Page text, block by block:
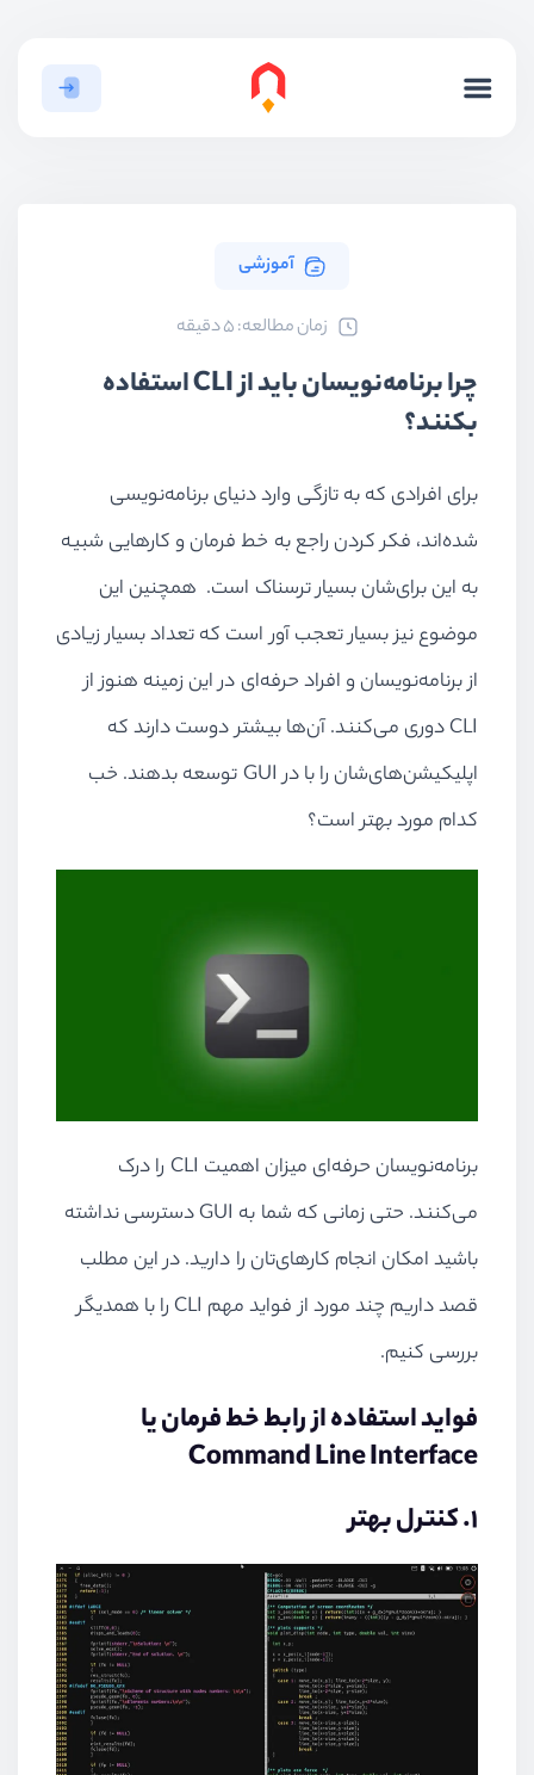
آموزشی
ﺯﻣﺎﻥ ﻣﻄﺎﻟﻌﻪ: 5 دقیقه
چرا برنامه‌نویسان باید از CLI استفاده
بکنند؟
برای افرادی که به تازگی وارد دنیای برنامه‌نویسی
شده‌اند، فکر کردن راجع به خط فرمان و کارهایی شبیه
به این برای‌شان بسیار ترسناک است. همچنین این
موضوع نیز بسیار تعجب آور است که تعداد بسیار زیادی
از برنامه‌نویسان و افراد حرفه‌ای در این زمینه هنوز از
CLI دوری می‌کنند. آن‌ها بیشتر دوست دارند که
اپلیکیشن‌های‌شان را با در GUI توسعه بدهند. خب
کدام مورد بهتر است؟
برنامه‌نویسان حرفه‌ای میزان اهمیت CLI را درک
می‌کنند. حتی زمانی که شما به GUI دسترسی نداشته
باشید امکان انجام کارهای‌تان را دارید. در این مطلب
قصد داریم چند مورد از فواید مهم CLI را با همدیگر
بررسی کنیم.
فواید استفاده از رابط خط فرمان یا
Command Line Interface
۱. کنترل بهتر